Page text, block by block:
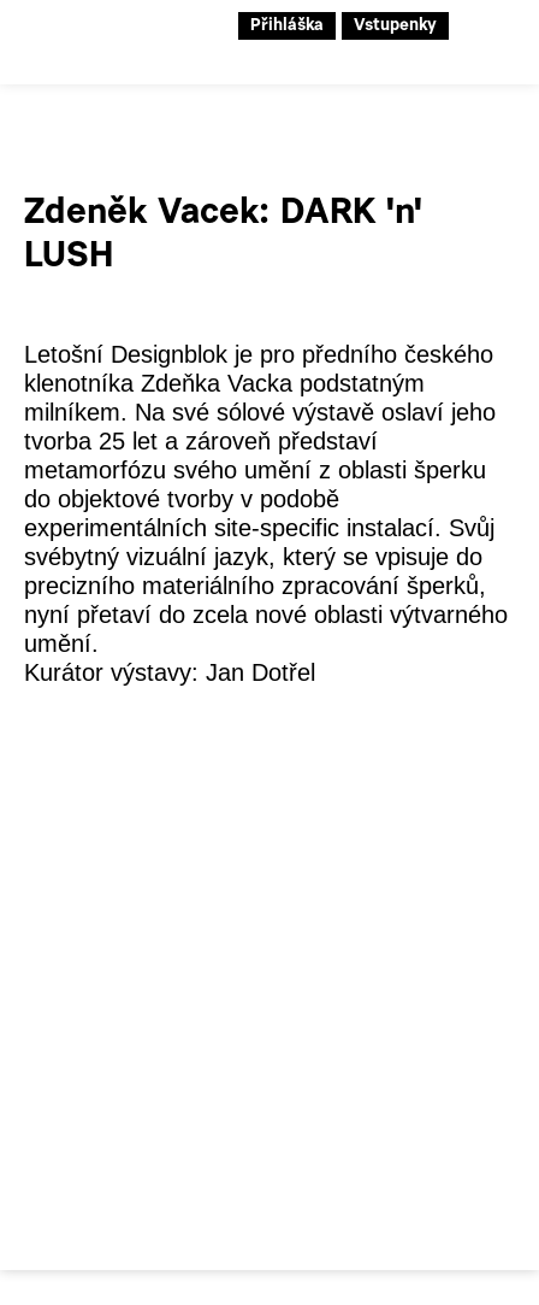
Přihláška Vstupenky
Zdeněk Vacek: DARK 'n'
LUSH
Letošní Designblok je pro předního českého
klenotníka Zdeňka Vacka podstatným
milníkem. Na své sólové výstavě oslaví jeho
tvorba 25 let a zároveň představí
metamorfózu svého umění z oblasti šperku
do objektové tvorby v podobě
experimentálních site-specific instalací. Svůj
svébytný vizuální jazyk, který se vpisuje do
precizního materiálního zpracování šperků,
nyní přetaví do zcela nové oblasti výtvarného
umění.
Kurátor výstavy: Jan Dotřel